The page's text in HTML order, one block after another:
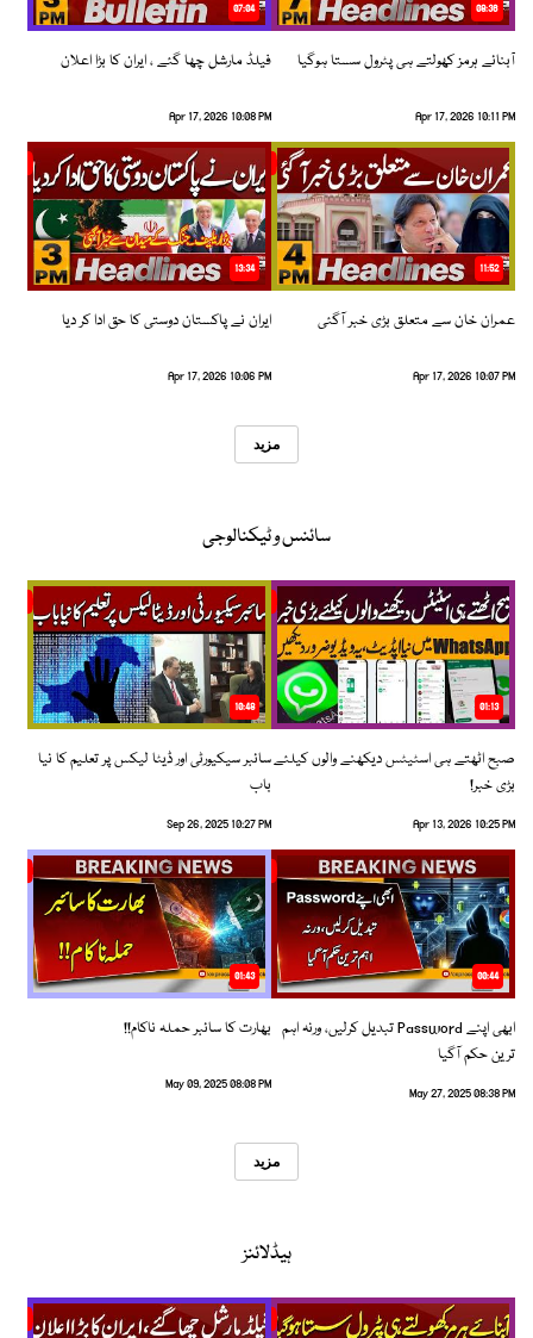
08:36
آبنائے ہرمز کھولتے ہی پٹرول سستا ہوگیا
Apr 17, 2026 10:11 PM
07:04
فیلڈ مارشل چھا گئے ، ایران کا بڑا اعلان
Apr 17, 2026 10:08 PM
11:52
عمران خان سے متعلق بڑی خبر آگئی
Apr 17, 2026 10:07 PM
13:34
ایران نے پاکستان دوستی کا حق ادا کر دیا
Apr 17, 2026 10:06 PM
مزید
سائنس و ٹیکنالوجی
01:13
صبح اٹھتے ہی اسٹیٹس دیکھنے والوں کیلئے
بڑی خبر!
Apr 13, 2026 10:25 PM
10:48
سائبر سیکیورٹی اور ڈیٹا لیکس پر تعلیم کا نیا
باب
Sep 26, 2025 10:27 PM
00:44
ابھی اپنے Password تبدیل کرلیں، ورنہ اہم
ترین حکم آگیا
May 27, 2025 08:38 PM
01:43
بھارت کا سائبر حملہ ناکام!!
May 09, 2025 08:08 PM
مزید
ہیڈلائنز